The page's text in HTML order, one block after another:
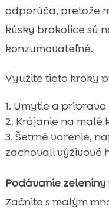
odporúča, pretože
kúsky brokolice sú
konzumovateľné.
Využite tieto kroky
Umytie a príprava
Krájanie na malé
Šetrné varenie,
zachovali výživové
Podávanie zeleniny
Začnite s malým